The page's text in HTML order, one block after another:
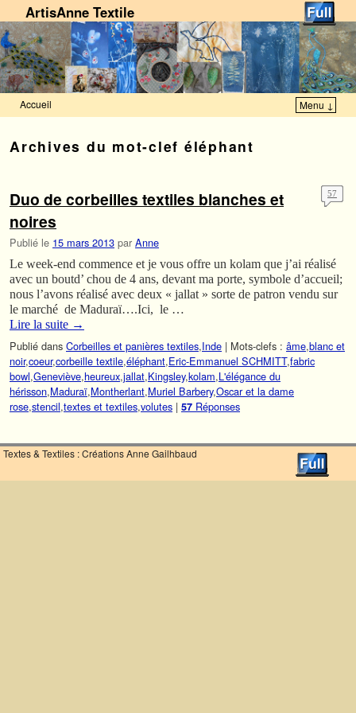
ArtisAnne Textile
Accueil Menu ↓
Archives du mot-clef éléphant
Duo de corbeilles textiles blanches et
noires
Publié le 15 mars 2013 par Anne
57
Le week-end commence et je vous offre un kolam que j’ai réalisé
avec un boutd’ chou de 4 ans, devant ma porte, symbole d’accueil;
nous l’avons réalisé avec deux « jallat » sorte de patron vendu sur
le marché de Maduraï….Ici, le …
Lire la suite →
Publié dans Corbeilles et panières textiles,Inde | Mots-clefs : âme,blanc et
noir,coeur,corbeille textile,éléphant,Eric-Emmanuel SCHMITT,fabric
bowl,Geneviève,heureux,jallat,Kingsley,kolam,L'élégance du
hérisson,Maduraï,Montherlant,Muriel Barbery,Oscar et la dame
rose,stencil,textes et textiles,volutes | 57 Réponses
Textes & Textiles : Créations Anne Gailhbaud